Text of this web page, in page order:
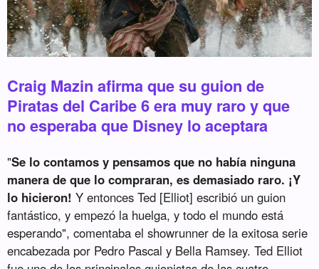
Craig Mazin afirma que su guion de
Piratas del Caribe 6 era muy raro y que
no esperaba que Disney lo aceptara
"Se lo contamos y pensamos que no había ninguna
manera de que lo compraran, es demasiado raro. ¡Y
lo hicieron! Y entonces Ted [Elliot] escribió un guion
fantástico, y empezó la huelga, y todo el mundo está
esperando", comentaba el showrunner de la exitosa serie
encabezada por Pedro Pascal y Bella Ramsey. Ted Elliot